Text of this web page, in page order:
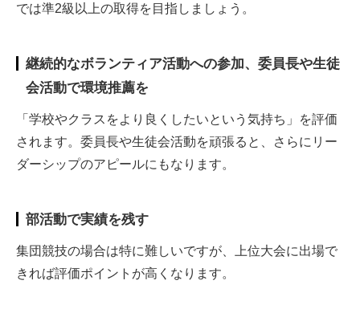
では準2級以上の取得を目指しましょう。
継続的なボランティア活動への参加、委員長や生徒
会活動で環境推薦を
「学校やクラスをより良くしたいという気持ち」を評価
されます。委員長や生徒会活動を頑張ると、さらにリー
ダーシップのアピールにもなります。
部活動で実績を残す
集団競技の場合は特に難しいですが、上位大会に出場で
きれば評価ポイントが高くなります。